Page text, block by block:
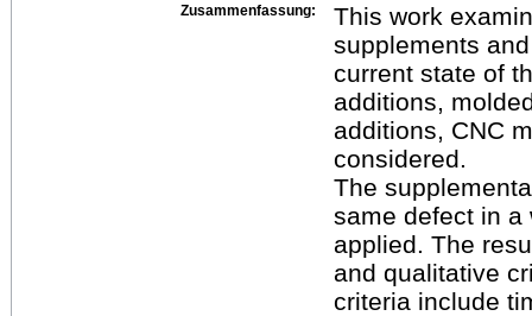
Zusammenfassung:
This work
supplements
current state of
additions,
additions, CNC
considered.
The
same defect in a
applied. The
and qualitative
criteria include